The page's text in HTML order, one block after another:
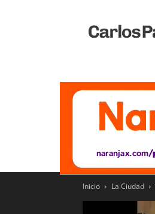
Vivo
Inicio La Ciudad